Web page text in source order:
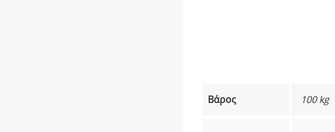
Βάρος 100 kg